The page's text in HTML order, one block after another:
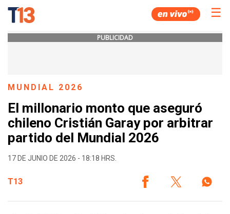
☰
PUBLICIDAD
MUNDIAL 2026
El millonario monto que aseguró
chileno Cristián Garay por arbitrar
partido del Mundial 2026
17 DE JUNIO DE 2026 - 18:18 HRS.
T13